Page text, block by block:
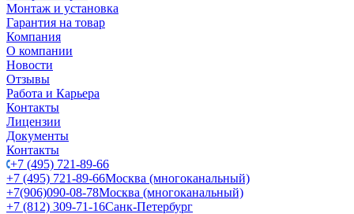
Монтаж и установка
Гарантия на товар
Компания
О компании
Новости
Отзывы
Работа и Карьера
Контакты
Лицензии
Документы
Контакты
+7 (495) 721-89-66
+7 (495) 721-89-66Москва (многоканальный)
+7(906)090-08-78Москва (многоканальный)
+7 (812) 309-71-16Санк-Петербург